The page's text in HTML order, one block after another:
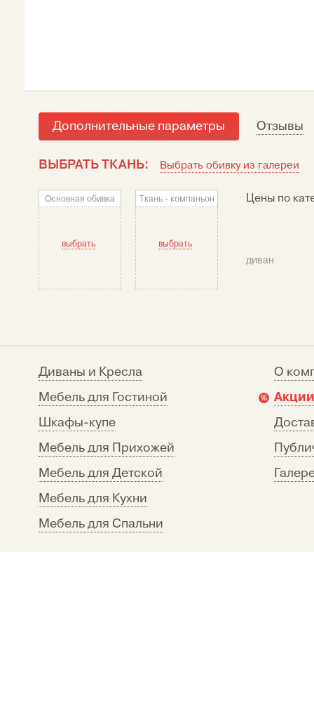
Дополнительные параметры Отзывы
ВЫБРАТЬ ТКАНЬ: Выбрать обивку из галереи
Основная обивка
выбрать
Ткань - компаньон
выбрать
Цены по
диван
Диваны и Кресла
Мебель для Гостиной
Шкафы-купе
Мебель для Прихожей
Мебель для Детской
Мебель для Кухни
Мебель для Спальни
О